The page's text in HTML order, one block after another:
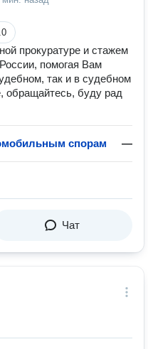
прокуратуре и стажем
помогая Вам
так и в судебном
обращайтесь, буду рад
спорам —
Чат